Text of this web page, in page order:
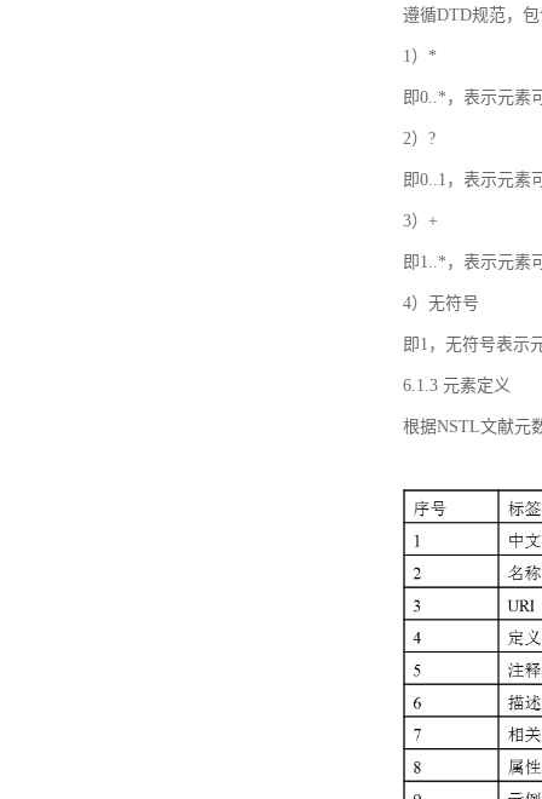
遵循DTD规范，
1）*
即0..*，表示元素
2）?
即0..1，表示元素
3）+
即1..*，表示元素
4）无符号
即1，无符号表示
6.1.3 元素定义
根据NSTL文献元